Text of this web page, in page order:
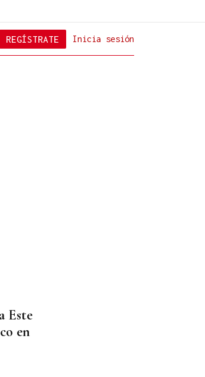
Inicia sesión
REGÍSTRATE
Este
en